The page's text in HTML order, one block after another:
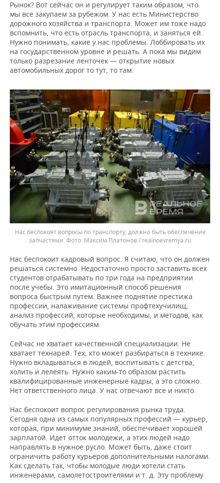
Рынок? Вот сейчас он и регулирует таким образом, что
мы все закупаем за рубежом. У нас есть Министерство
дорожного хозяйства и транспорта. Может им тоже надо
вспомнить, что есть отрасль транспорта, и заняться ей.
Нужно понимать, какие у нас проблемы. Лоббировать их
на государственном уровне и решать. А пока мы видим
только разрезание ленточек — открытие новых
автомобильных дорог то тут, то там.
Нас беспокоят вопросы по транспорту, должно быть обеспечение
запчастями.
Максим Платонов / realnoevremya.ru
Нас беспокоит кадровый вопрос. Я считаю, что он должен
решаться системно. Недостаточно просто заставить всех
студентов отрабатывать по три года на предприятии
после учебы. Это имитационный способ решения
вопроса быстрым путем. Важнее поднятие престижа
профессии, налаживание системы профтехучилищ,
анализ профессий, которые необходимы, и методов, как
обучать этим профессиям.
Сейчас не хватает качественной специализации. Не
хватает технарей. Тех, кто может разбираться в технике.
Нужно вкладываться в людей, воспитывать с детства,
холить и лелеять. Нужно каким-то образом растить
квалифицированные инженерные кадры, а это сложно.
Нет ответственного лица. У нас отвечают все и никто.
Нас беспокоит вопрос регулирования рынка труда.
Сегодня одна из самых популярных профессий — курьер,
которая, при минимуме знаний, обеспечивает хорошей
зарплатой. Идет отток молодежи, а этих людей надо
направлять в нужное русло. Может быть, даже стоит
ограничить работу курьеров дополнительными налогами.
Как сделать так, чтобы молодые люди хотели стать
инженерами, самолетостроителями и т. д. Эту проблему